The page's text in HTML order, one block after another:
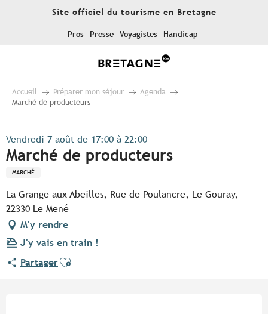
Site officiel du tourisme en Bretagne
Pros Presse Voyagistes Handicap
Accueil Préparer mon séjour
Agenda
Marché de producteurs
Vendredi 7 août de 17:00 à 22:00
Marché de producteurs
MARCHÉ
La Grange aux Abeilles, Rue de Poulancre, Le Gouray,
22330 Le Mené
M'y rendre
J'y vais en train !
PartagerAjouter aux favoris